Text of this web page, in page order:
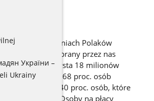
України –
Ukrainy
cel – by w kieszeniach Polaków
Stąd wybrany przez nas
reformie skorzysta 18 milionów
proc. emerytów, 68 proc. osób
o pracę i 40 proc. osób, które
gospodarczą. Osoby na płacy